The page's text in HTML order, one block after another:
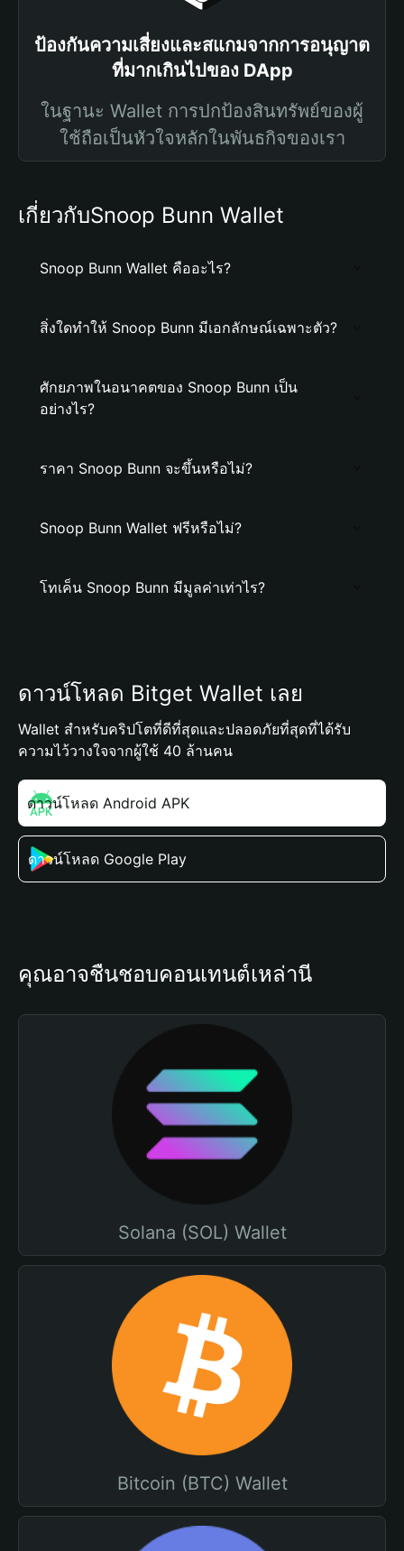
ป้องกันความเสี่ยงและสแกมจากการอนุญาต
ที่มากเกินไปของ DApp
ในฐานะ Wallet การปกป้องสินทรัพย์ของผู้
ใช้ถือเป็นหัวใจหลักในพันธกิจของเรา
เกี่ยวกับSnoop Bunn Wallet
Snoop Bunn Wallet คืออะไร?
สิ่งใดทำให้ Snoop Bunn มีเอกลักษณ์เฉพาะตัว?
ศักยภาพในอนาคตของ Snoop Bunn เป็น
อย่างไร?
ราคา Snoop Bunn จะขึ้นหรือไม่?
Snoop Bunn Wallet ฟรีหรือไม่?
โทเค็น Snoop Bunn มีมูลค่าเท่าไร?
ดาวน์โหลด Bitget Wallet เลย
Wallet สำหรับคริปโตที่ดีที่สุดและปลอดภัยที่สุดที่ได้รับ
ความไว้วางใจจากผู้ใช้ 40 ล้านคน
ดาวน์โหลด Android APK
ดาวน์โหลด Google Play
คุณอาจชื่นชอบคอนเทนต์เหล่านี้
Solana (SOL) Wallet
Bitcoin (BTC) Wallet